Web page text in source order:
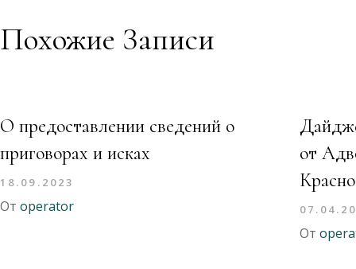
Похожие Записи
О предоставлении сведений о
приговорах и исках
18.09.2023
От operator
от
От